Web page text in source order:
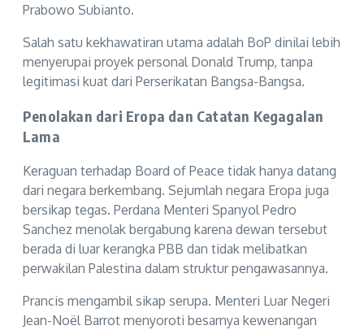
Prabowo Subianto.
Salah satu kekhawatiran utama adalah BoP dinilai lebih
menyerupai proyek personal Donald Trump, tanpa
legitimasi kuat dari Perserikatan Bangsa-Bangsa.
Penolakan dari Eropa dan Catatan Kegagalan
Lama
Keraguan terhadap Board of Peace tidak hanya datang
dari negara berkembang. Sejumlah negara Eropa juga
bersikap tegas. Perdana Menteri Spanyol Pedro
Sanchez menolak bergabung karena dewan tersebut
berada di luar kerangka PBB dan tidak melibatkan
perwakilan Palestina dalam struktur pengawasannya.
Prancis mengambil sikap serupa. Menteri Luar Negeri
Jean-Noël Barrot menyoroti besarnya kewenangan